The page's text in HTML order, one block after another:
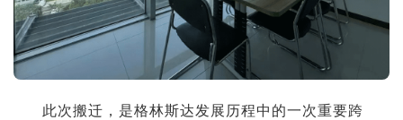
此次搬迁，是格林斯达发展历程中的一次重要跨